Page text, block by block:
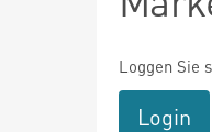
Loggen Sie
Login